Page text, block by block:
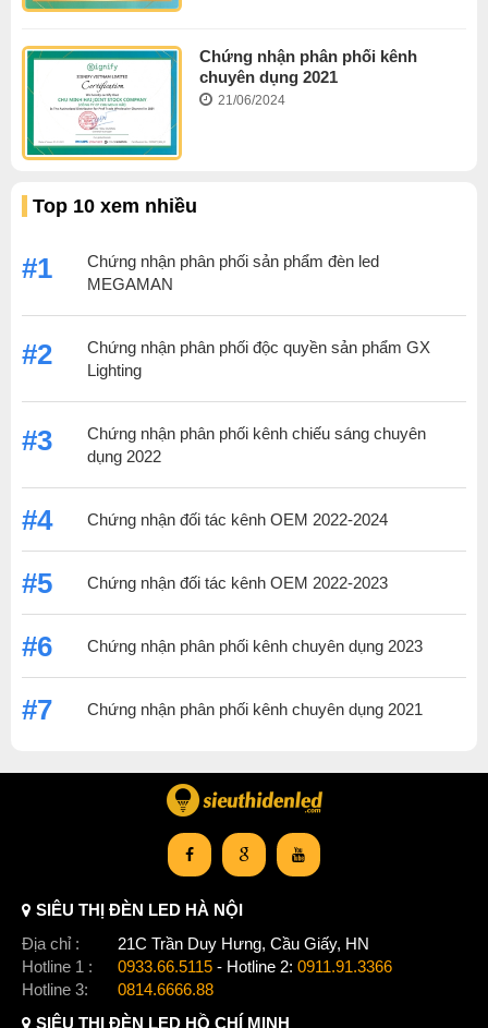
Chứng nhận phân phối kênh
chuyên dụng 2021
21/06/2024
Top 10 xem nhiều
#1
Chứng nhận phân phối sản phẩm đèn led
MEGAMAN
#2
Chứng nhận phân phối độc quyền sản phẩm GX
Lighting
#3
Chứng nhận phân phối kênh chiếu sáng chuyên
dụng 2022
#4 Chứng nhận đối tác kênh OEM 2022-2024
#5 Chứng nhận đối tác kênh OEM 2022-2023
#6 Chứng nhận phân phối kênh chuyên dụng 2023
#7 Chứng nhận phân phối kênh chuyên dụng 2021
SIÊU THỊ ĐÈN LED HÀ NỘI
Địa chỉ :
21C Trần Duy Hưng, Cầu Giấy, HN
Hotline 1 :
0933.66.5115 - Hotline 2: 0911.91.3366
Hotline 3:
0814.6666.88
SIÊU THỊ ĐÈN LED HỒ CHÍ MINH